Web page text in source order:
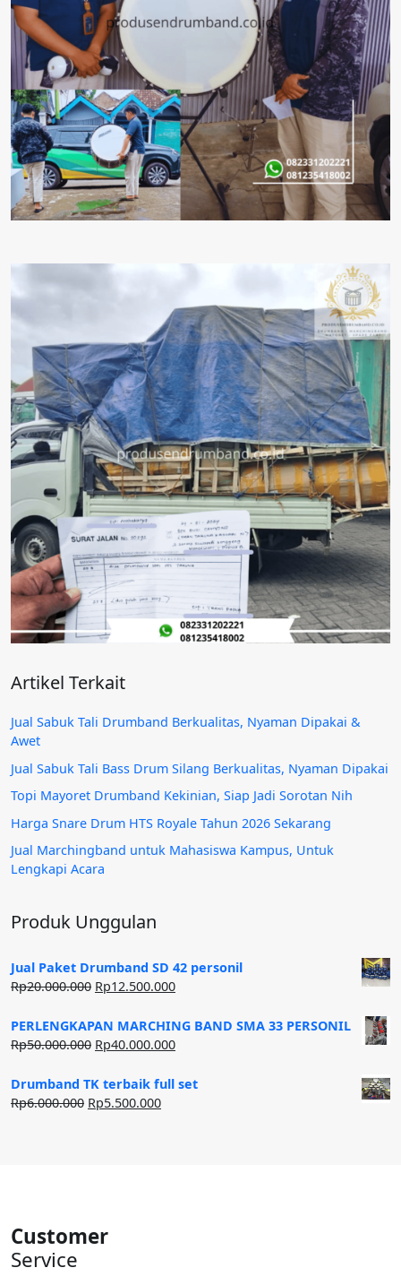
Artikel Terkait
Jual Sabuk Tali Drumband Berkualitas, Nyaman Dipakai &
Awet
Jual Sabuk Tali Bass Drum Silang Berkualitas, Nyaman Dipakai
Topi Mayoret Drumband Kekinian, Siap Jadi Sorotan Nih
Harga Snare Drum HTS Royale Tahun 2026 Sekarang
Jual Marchingband untuk Mahasiswa Kampus, Untuk
Lengkapi Acara
Produk Unggulan
Jual Paket Drumband SD 42 personil
Rp20.000.000 Harga
adalah:
Rp20.000.000.
Rp12.500.000Harga
ini
adalah:
PERLENGKAPAN MARCHING BAND SMA 33 PERSONIL
Rp50.000.000 Harga
adalah:
Rp50.000.000.
Rp40.000.000Harga
ini
Drumband TK terbaik full set
Rp6.000.000 Harga
Rp5.500.000Harga
Customer
Service